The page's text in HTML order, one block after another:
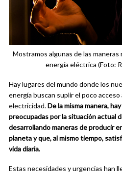
Mostramos algunas de las
energía eléctrica (Foto:
Hay lugares del mundo donde los
energía buscan suplir el poco
electricidad.De la misma manera,
preocupadas por la situación actual
desarrollando maneras de producir
planeta y que, al mismo tiempo,
vida diaria.
Estas necesidades y urgencias han